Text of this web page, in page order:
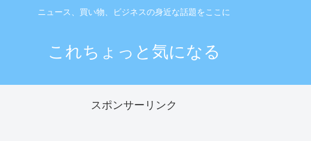
ニュース、買い物、ビジネスの身近な話題をここに
これちょっと気になる
スポンサーリンク